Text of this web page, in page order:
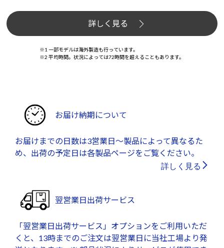
詳しく見る
※1 一部モデルは海外製造も行っています。
※2 平均時間。状況によっては72時間を超えることもあります。
お届け納期について
お届けまでの日数は3営業日～製品によって異なるた
め、出荷の予定日は各製品ページをご覧ください。
詳しく見る
翌営業日出荷サービス
「翌営業日出荷サービス」オプションをご利用いただ
くと、13時までのご注文は翌営業日に当社工場より発